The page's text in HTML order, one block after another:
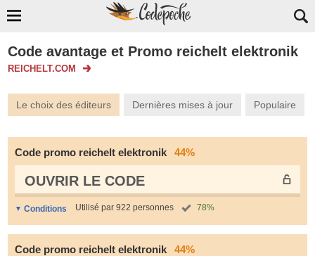
Code avantage et Promo reichelt elektronik
REICHELT.COM
Le choix des éditeurs Dernières mises à jour Populaire
Code promo reichelt elektronik 44%
OUVRIR LE СODE
Conditions Utilisé par 922 personnes 78%
Code promo reichelt elektronik 44%